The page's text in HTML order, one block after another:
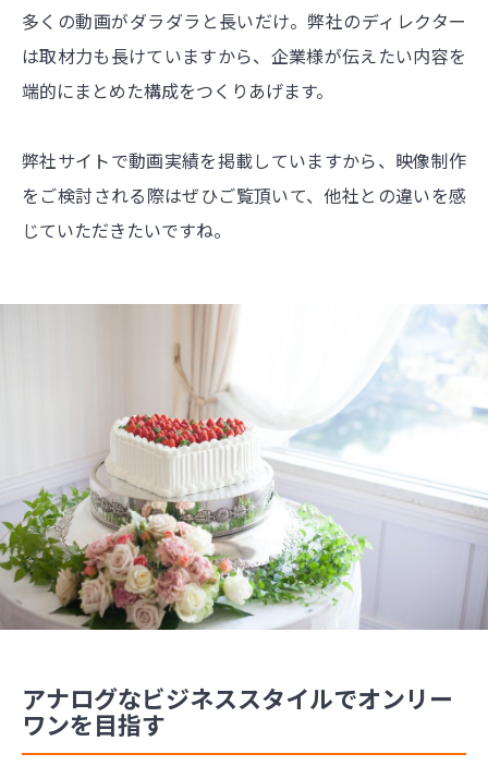
多くの動画がダラダラと長いだけ。弊社のディレクター
は取材力も長けていますから、企業様が伝えたい内容を
端的にまとめた構成をつくりあげます。
弊社サイトで動画実績を掲載していますから、映像制作
をご検討される際はぜひご覧頂いて、他社との違いを感
じていただきたいですね。
アナログなビジネススタイルでオンリー
ワンを目指す